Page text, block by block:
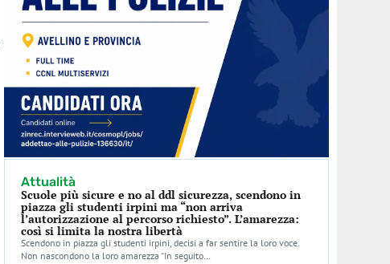
Attualità
Scuole più sicure e no al ddl sicurezza, scendono in
piazza gli studenti irpini ma “non arriva
l’autorizzazione al percorso richiesto”. L’amarezza:
così si limita la nostra libertà
Scendono in piazza gli studenti irpini, decisi a far sentire la loro voce.
Non nascondono la loro amarezza “In seguito…